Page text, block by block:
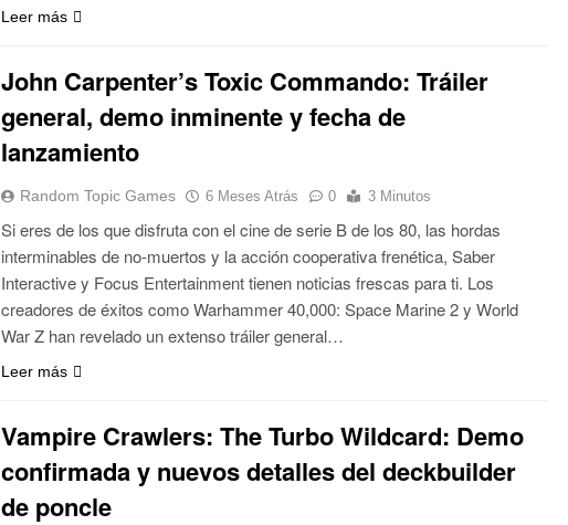
Leer más
John Carpenter’s Toxic Commando: Tráiler
general, demo inminente y fecha de
lanzamiento
Random Topic Games 6 Meses Atrás 0 3 Minutos
Si eres de los que disfruta con el cine de serie B de los 80, las hordas
interminables de no-muertos y la acción cooperativa frenética, Saber
Interactive y Focus Entertainment tienen noticias frescas para ti. Los
creadores de éxitos como Warhammer 40,000: Space Marine 2 y World
War Z han revelado un extenso tráiler general…
Leer más
Vampire Crawlers: The Turbo Wildcard: Demo
confirmada y nuevos detalles del deckbuilder
de poncle